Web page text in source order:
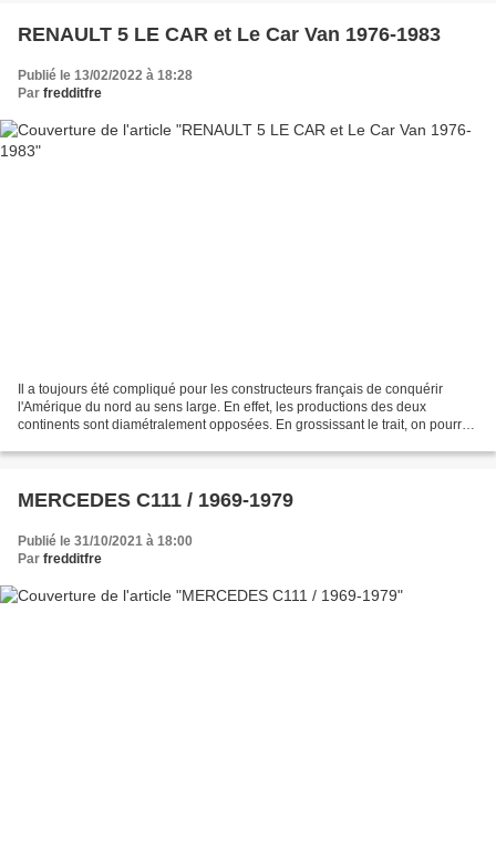
RENAULT 5 LE CAR et Le Car Van 1976-1983
Publié le 13/02/2022 à 18:28
Par fredditfre
Il a toujours été compliqué pour les constructeurs français de conquérir
l'Amérique du nord au sens large. En effet, les productions des deux
continents sont diamétralement opposées. En grossissant le trait, on pourrait
MERCEDES C111 / 1969-1979
Publié le 31/10/2021 à 18:00
Par fredditfre